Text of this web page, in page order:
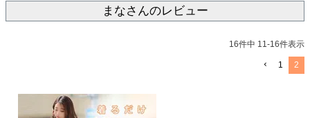
まなさんのレビュー
16件中 11-16件表示
1 2